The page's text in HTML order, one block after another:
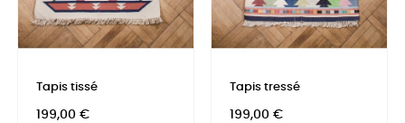
Tapis tissé
Prix
199,00 €
Tapis tressé
Prix
199,00 €